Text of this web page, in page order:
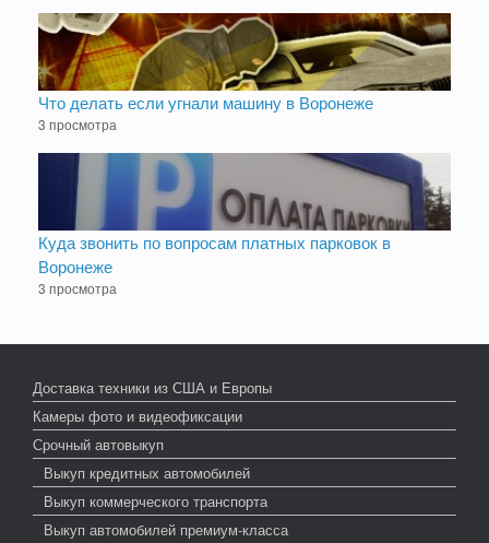
Что делать если угнали машину в Воронеже
3 просмотра
Куда звонить по вопросам платных парковок в
Воронеже
3 просмотра
Доставка техники из США и Европы
Камеры фото и видеофиксации
Срочный автовыкуп
Выкуп кредитных автомобилей
Выкуп коммерческого транспорта
Выкуп автомобилей премиум-класса